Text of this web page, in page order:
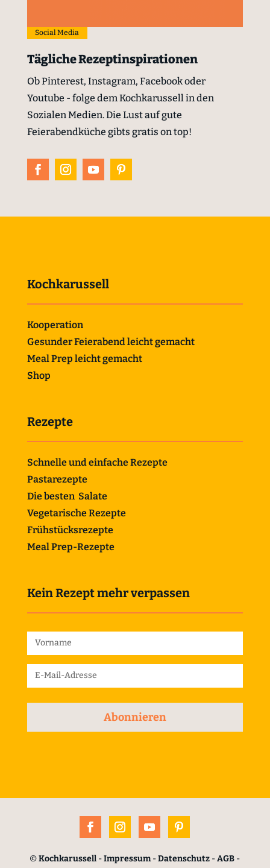
Social Media
Tägliche Rezeptinspirationen
Ob Pinterest, Instagram, Facebook oder
Youtube - folge dem Kochkarussell in den
Sozialen Medien. Die Lust auf gute
Feierabendküche gibts gratis on top!
Kochkarussell
Kooperation
Gesunder Feierabend leicht gemacht
Meal Prep leicht gemacht
Shop
Rezepte
Schnelle und einfache Rezepte
Pastarezepte
Die besten Salate
Vegetarische Rezepte
Frühstücksrezepte
Meal Prep-Rezepte
Kein Rezept mehr verpassen
Abonnieren
©Kochkarussell -Impressum-Datenschutz -AGB -